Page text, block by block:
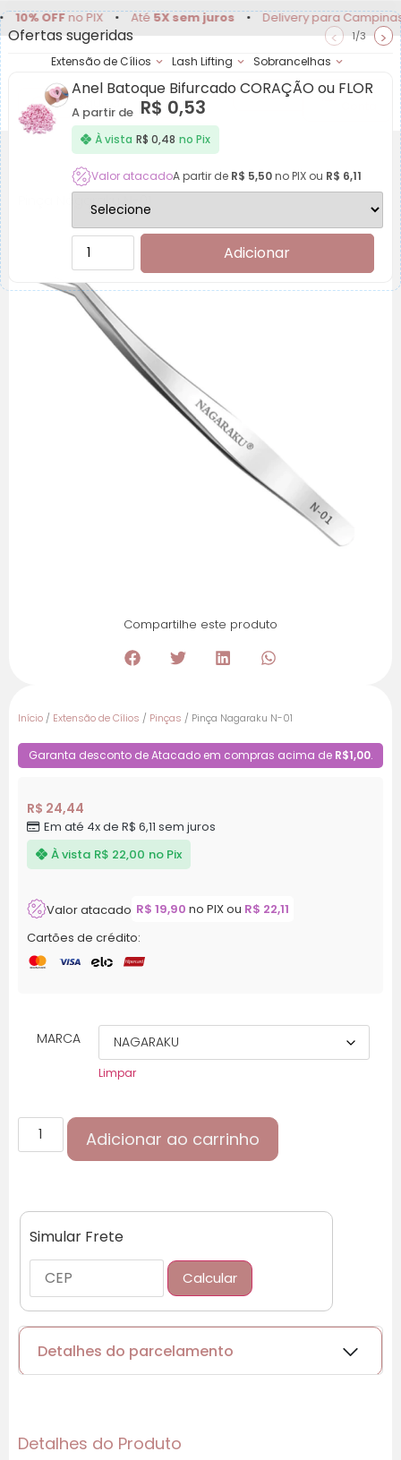
OFFno PIX • Até5X sem juros • Delivery para Campinas e
Extensão de Cílios Lash Lifting Sobrancelhas
Achadinhos Minha
Pinça Nagaraku N-01
Compartilhe este produto
Início / Extensão de Cílios / Pinças / Pinça Nagaraku N-01
Garanta desconto de Atacado em compras acima de R$1,00.
R$ 24,44
Em até 4x de R$ 6,11 sem juros
À vista R$ 22,00 no Pix
Cartões de crédito:
Valor atacado R$ 19,90 no PIX ou R$ 22,11
MARCA
Limpar
Adicionar ao carrinho
Simular Frete
Calcular
Detalhes do parcelamento
Detalhes do Produto
Ofertas sugeridas < 1/3 >
Anel Batoque Bifurcado CORAÇÃO ou FLOR
A partir de R$ 0,53
À vista R$ 0,48 no Pix
Valor atacadoA partir de R$ 5,50no PIX ou R$ 6,11
Adicionar